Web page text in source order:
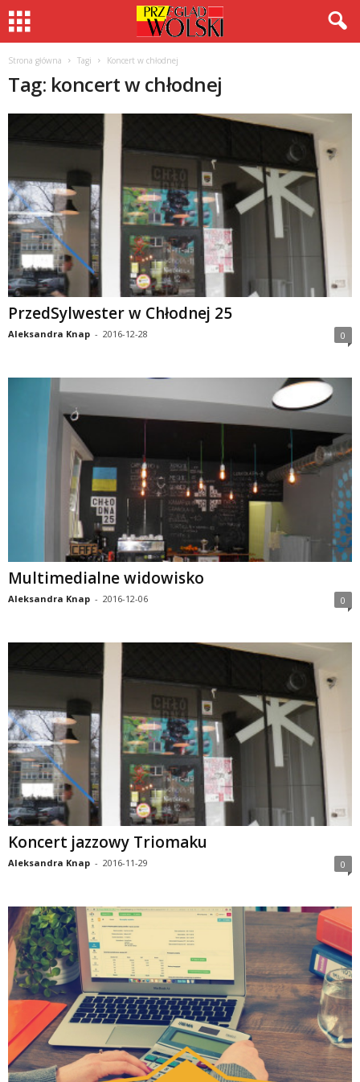
Strona główna Tagi Koncert w chłodnej
Tag: koncert w chłodnej
PrzedSylwester w Chłodnej 25
Aleksandra Knap - 2016-12-28 0
Multimedialne widowisko
Aleksandra Knap - 2016-12-06 0
Koncert jazzowy Triomaku
Aleksandra Knap - 2016-11-29 0